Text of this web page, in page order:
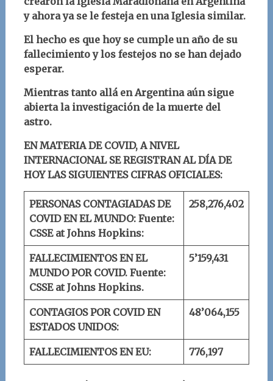
y ahora ya se le festeja en una Iglesia similar.
El hecho es que hoy se cumple un año de su
fallecimiento y los festejos no se han dejado
esperar.
Mientras tanto allá en Argentina aún sigue
abierta la investigación de la muerte del
astro.
EN MATERIA DE COVID, A NIVEL
INTERNACIONAL SE REGISTRAN AL DÍA DE
HOY LAS SIGUIENTES CIFRAS OFICIALES:
PERSONAS CONTAGIADAS DE
COVID EN EL MUNDO: Fuente:
CSSE at Johns Hopkins:
258,276,402
FALLECIMIENTOS EN EL
MUNDO POR COVID. Fuente:
CSSE at Johns Hopkins.
5’159,431
CONTAGIOS POR COVID EN
ESTADOS UNIDOS:
48’064,155
FALLECIMIENTOS EN EU: 776,197